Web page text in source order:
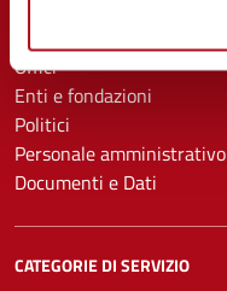
Uffici
Enti e fondazioni
Politici
Personale amministrativo
Documenti e Dati
CATEGORIE DI SERVIZIO